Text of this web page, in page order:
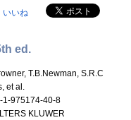
いいね
ed.
T.B.Newman, S.R.C
et al.
1-975174-40-8
KLUWER